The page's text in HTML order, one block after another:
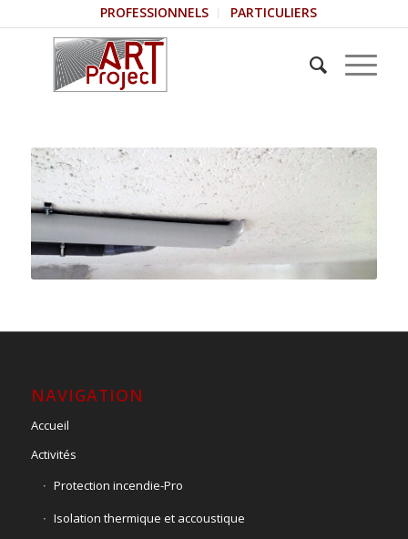
PROFESSIONNELS PARTICULIERS
NAVIGATION
Accueil
Activités
Protection incendie-Pro
Isolation thermique et accoustique